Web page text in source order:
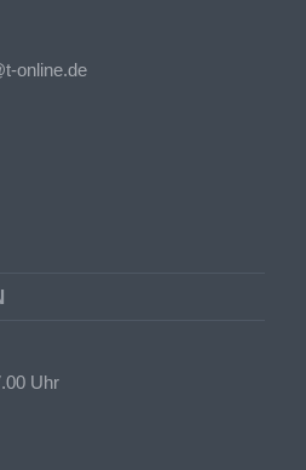
online.de
Uhr